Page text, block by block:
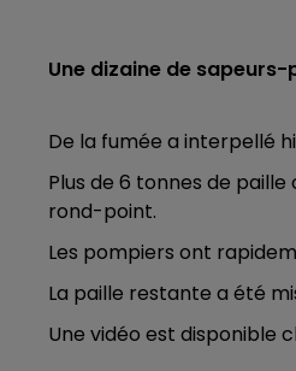
Une dizaine de
De la fumée a interpellé
Plus de 6 tonnes de
rond-point.
Les pompiers ont
La paille restante a été
Une vidéo est disponible